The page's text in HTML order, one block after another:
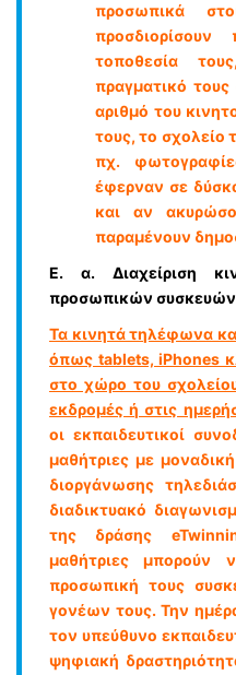
προσωπικά
τοποθεσία
πραγµατικό
αριθµό του
τους, το σχολείο
πχ.
έφερναν σε
και αν
παραµένουν
Ε. α. Διαχείριση
προσωπικών συσκευών
Τα κινητά τηλέφωνα
όπως tablets, iPhones
στο χώρο του
εκδρομές ή στις
οι εκπαιδευτικοί
μαθήτριες με
διοργάνωσης
διαδικτυακό
της δράσης
μαθήτριες μπορούν
προσωπική τους
γονέων τους. Την
τον υπεύθυνο
ψηφιακή